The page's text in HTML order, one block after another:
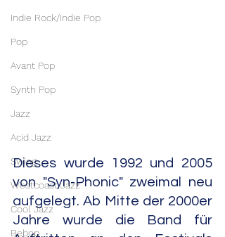
Indie Rock/Indie Pop
Pop
Avant Pop
Synth Pop
Jazz
Acid Jazz
Swing
Westcoast Jazz
Cool Jazz
Bebop
Dieses wurde 1992 und 2005
von "Syn-Phonic" zweimal neu
aufgelegt. Ab Mitte der 2000er
Jahre wurde die Band für